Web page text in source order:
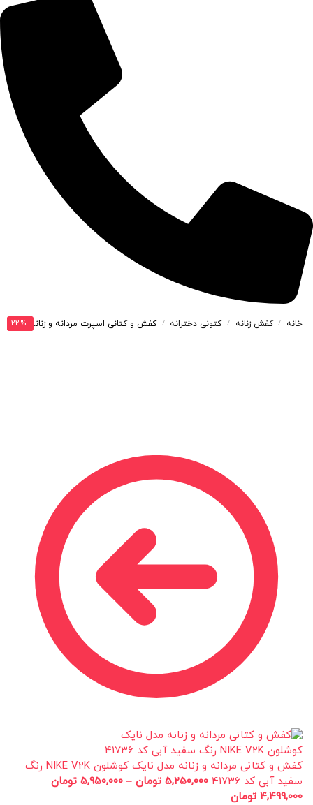
خانه / کفش زنانه / کتونی دخترانه / کفش و کتانی اسپرت مردانه و زنانه مدل نایک کوشلون NIKE V2K رنگ مشکی کد 41836
کفش و کتانی مردانه و زنانه مدل نایک کوشلون NIKE V2K رنگ
سفید آبی کد 41736
5,250,000 تومان–
5,950,000 تومان
4,499,000 تومان
-22%